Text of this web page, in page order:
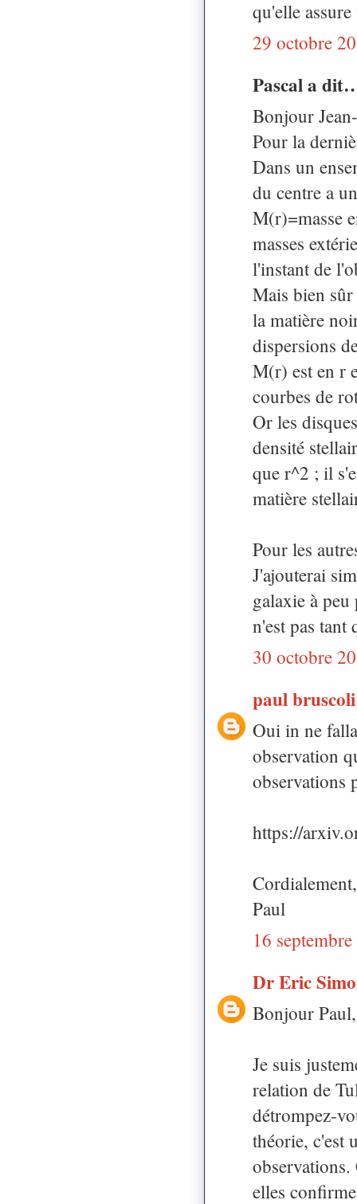
qu'elle
29 octobre
Pascal a
Bonjour
Pour la
Dans un
du centre a
M(r)=masse
masses
l'instant de
Mais bien
la matière
dispersions
M(r) est en r
courbes de
Or les
densité
que r^2 ; il
matière
Pour les
J'ajouterai
galaxie à
n'est pas tant
30 octobre
paul
Oui in ne
observation
observations
https://
Cordialement,
Paul
16
Dr Eric
Bonjour Paul,
Je suis
relation de
détrompez-
théorie, c'est
elles